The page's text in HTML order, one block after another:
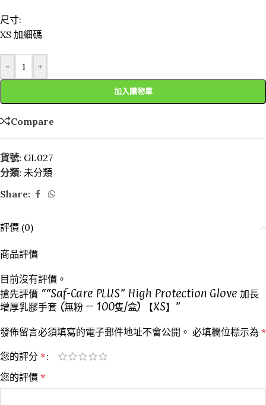
尺寸:
XS 加細碼
- +
加入購物車
Compare
貨號: GL027
分類: 未分類
Share:
評價 (0)
商品評價
目前沒有評價。
搶先評價 ““Saf-Care PLUS” High Protection Glove 加長
增厚乳膠手套 (無粉 – 100隻/盒) 【XS】”
發佈留言必須填寫的電子郵件地址不會公開。 必填欄位標示為 *
您的評分 *
您的評價 *